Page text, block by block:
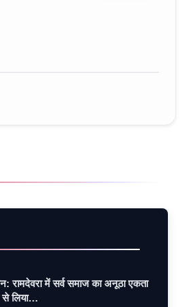
रामदेवरा में सर्व समाज का अनूठा एकता
लिया…